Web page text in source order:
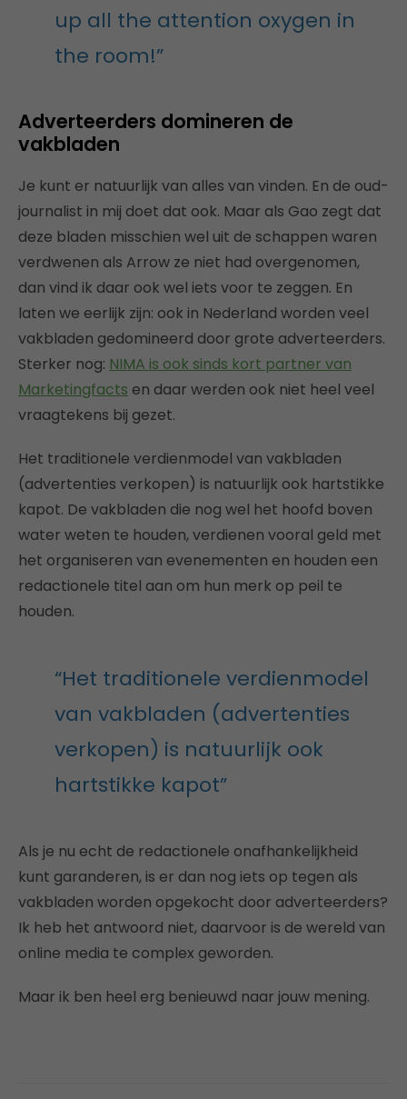
up all the attention oxygen in
the room!”
Adverteerders domineren de
vakbladen
Je kunt er natuurlijk van alles van vinden. En de oud-
journalist in mij doet dat ook. Maar als Gao zegt dat
deze bladen misschien wel uit de schappen waren
verdwenen als Arrow ze niet had overgenomen,
dan vind ik daar ook wel iets voor te zeggen. En
laten we eerlijk zijn: ook in Nederland worden veel
vakbladen gedomineerd door grote adverteerders.
Sterker nog: NIMA is ook sinds kort partner van
Marketingfacts en daar werden ook niet heel veel
vraagtekens bij gezet.
Het traditionele verdienmodel van vakbladen
(advertenties verkopen) is natuurlijk ook hartstikke
kapot. De vakbladen die nog wel het hoofd boven
water weten te houden, verdienen vooral geld met
het organiseren van evenementen en houden een
redactionele titel aan om hun merk op peil te
houden.
“Het traditionele verdienmodel
van vakbladen (advertenties
verkopen) is natuurlijk ook
hartstikke kapot”
Als je nu echt de redactionele onafhankelijkheid
kunt garanderen, is er dan nog iets op tegen als
vakbladen worden opgekocht door adverteerders?
Ik heb het antwoord niet, daarvoor is de wereld van
online media te complex geworden.
Maar ik ben heel erg benieuwd naar jouw mening.